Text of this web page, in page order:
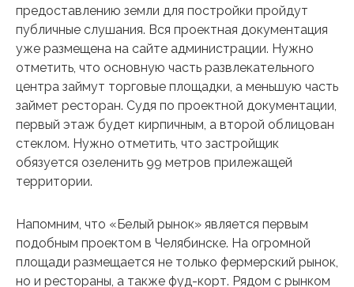
предоставлению земли для постройки пройдут
публичные слушания. Вся проектная документация
уже размещена на сайте администрации. Нужно
отметить, что основную часть развлекательного
центра займут торговые площадки, а меньшую часть
займет ресторан. Судя по проектной документации,
первый этаж будет кирпичным, а второй облицован
стеклом. Нужно отметить, что застройщик
обязуется озеленить 99 метров прилежащей
территории.
Напомним, что «Белый рынок» является первым
подобным проектом в Челябинске. На огромной
площади размещается не только фермерский рынок,
но и рестораны, а также фуд-корт. Рядом с рынком